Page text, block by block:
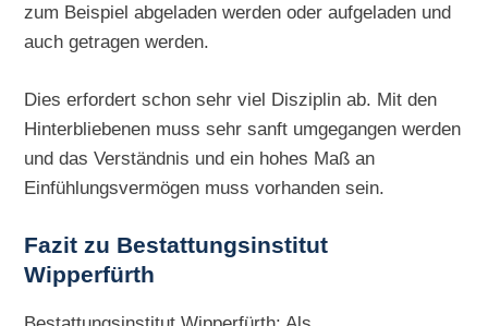
zum Beispiel abgeladen werden oder aufgeladen und
auch getragen werden.
Dies erfordert schon sehr viel Disziplin ab. Mit den
Hinterbliebenen muss sehr sanft umgegangen werden
und das Verständnis und ein hohes Maß an
Einfühlungsvermögen muss vorhanden sein.
Fazit zu Bestattungsinstitut
Wipperfürth